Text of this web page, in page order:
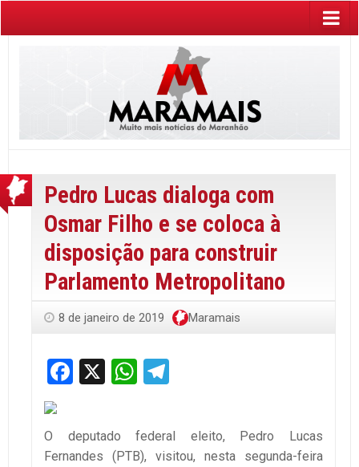
Pedro Lucas dialoga com
Osmar Filho e se coloca à
disposição para construir
Parlamento Metropolitano
8 de janeiro de 2019 Maramais
Facebook
X WhatsApp
O deputado federal eleito, Pedro Lucas
Fernandes (PTB), visitou, nesta segunda-feira